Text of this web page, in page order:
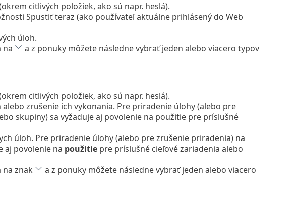
citlivých položiek, ako sú napr. heslá).
Spustiť teraz (ako používateľ aktuálne prihlásený do Web
úloh.
na
a z ponuky môžete následne vybrať jeden alebo viacero typov
citlivých položiek, ako sú napr. heslá).
zrušenie ich vykonania. Pre priradenie úlohy (alebo pre
skupiny) sa vyžaduje aj povolenie na použitie pre príslušné
úloh. Pre priradenie úlohy (alebo pre zrušenie priradenia) na
aj povolenie na použitie pre príslušné cieľové zariadenia alebo
znak
a z ponuky môžete následne vybrať jeden alebo viacero